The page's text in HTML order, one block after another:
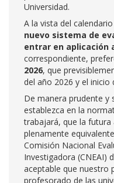
Universidad.
A la vista del
nuevo sistema de
entrar en aplicación
correspondiente,
2026, que
del año 2026 y el inicio
De manera prudente y
establezca en la
trabajará, que la futura
plenamente
Comisión Nacional
Investigadora (CNEAI)
aceptable que nuestro
profesorado de las